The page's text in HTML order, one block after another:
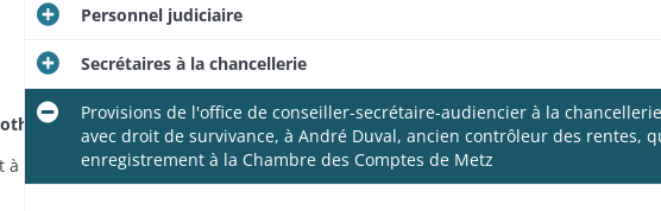
sq.)
Personnel judiciaire
Secrétaires à la chancellerie
Provisions de l'office de conseiller-secrétaire-audiencier à la
avec droit de survivance, à André Duval, ancien contrôleur des rentes,
enregistrement à la Chambre des Comptes de Metz